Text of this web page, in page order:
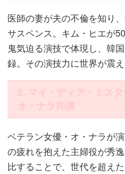
医師の妻が夫の不倫を知り
サスペンス。キム・ヒエが
鬼気迫る演技で体現し、韓
録。その演技力に世界が震え
2. マイ・ディア・ミス
オ・ナラ共演
ベテラン女優・オ・ナラが
の疲れを抱えた主婦役が秀
比することで、世代を超え